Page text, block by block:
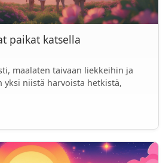
paikat katsella
maalaten taivaan liekkeihin ja
yksi niistä harvoista hetkistä,